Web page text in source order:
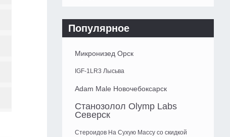
Популярное
Микронизед Орск
IGF-1LR3 Лысьва
Adam Male Новочебоксарск
Станозолол Olymp Labs
Северск
Стероидов На Сухую Массу со скидкой